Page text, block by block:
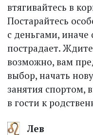
втягивайтесь в
Постарайтесь
с деньгами,
пострадает.
возможно, вам
выбор, начать
занятия спортом,
в гости к
Лев